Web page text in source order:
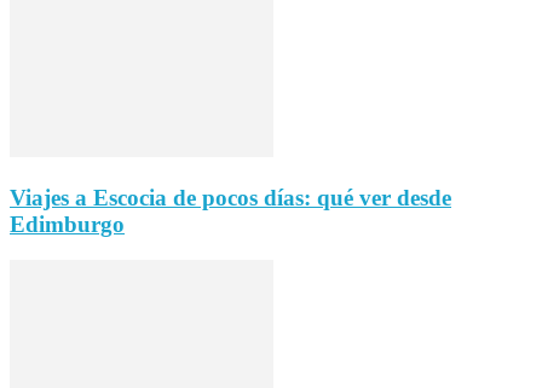
Viajes a Escocia de pocos días: qué ver desde
Edimburgo